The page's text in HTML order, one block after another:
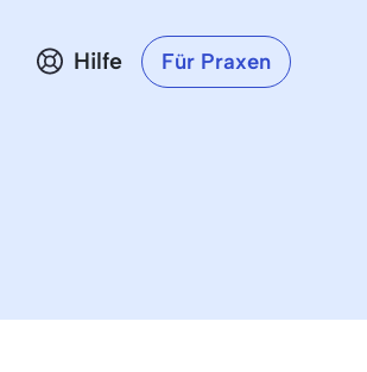
Hilfe Für Praxen